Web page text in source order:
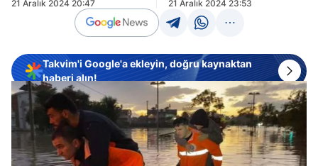
21 Aralık 2024 20:47
21 Aralık 2024 23:53
Takvim'i Google'a ekleyin, doğru kaynaktan
haberi alın!